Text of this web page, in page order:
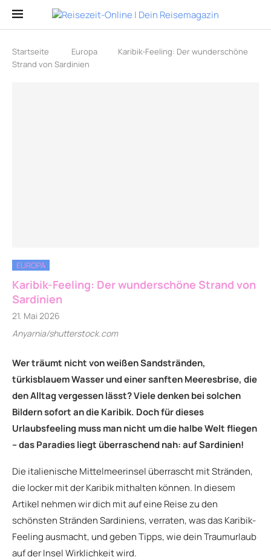
Startseite Europa
Karibik-Feeling: Der wunderschöne
Strand von Sardinien
EUROPA
Karibik-Feeling: Der wunderschöne Strand von
Sardinien
21. Mai 2026
Anyarnia/shutterstock.com
Wer träumt nicht von weißen Sandstränden,
türkisblauem Wasser und einer sanften Meeresbrise, die
den Alltag vergessen lässt? Viele denken bei solchen
Bildern sofort an die Karibik. Doch für dieses
Urlaubsfeeling muss man nicht um die halbe Welt fliegen
– das Paradies liegt überraschend nah: auf Sardinien!
Die italienische Mittelmeerinsel überrascht mit Stränden,
die locker mit der Karibik mithalten können. In diesem
Artikel nehmen wir dich mit auf eine Reise zu den
schönsten Stränden Sardiniens, verraten, was das Karibik-
Feeling ausmacht, und geben Tipps, wie dein Traumurlaub
auf der Insel Wirklichkeit wird.